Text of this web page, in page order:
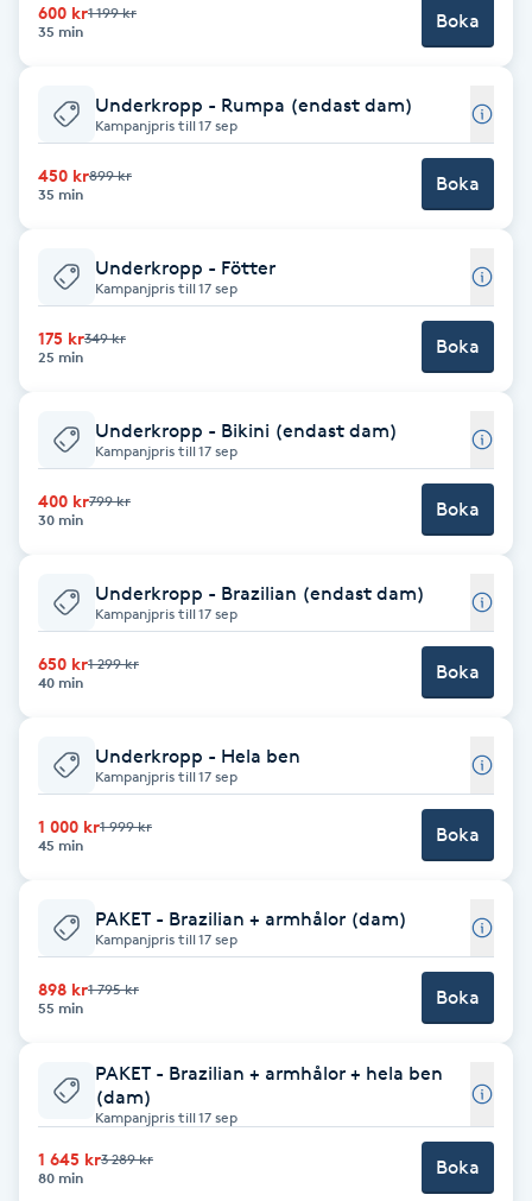
Fillers
Fotmassage
Fotvård
Fransar
Fransborttagning
Fransfärgning
Fransförlängning
Fransförlängning Megavolym
Fransförlängning Volym
Fransk manikyr
Fransrengöring
Frekvensterapi
Friskvård
Friskvårdsmassage
Funktionsanalys
Färgning
600 kr1 199 kr
35 min
Boka
Underkropp - Rumpa (endast dam)
Kampanjpris till 17 sep
450 kr899 kr
35 min
Boka
Underkropp - Fötter
Kampanjpris till 17 sep
175 kr349 kr
25 min
Boka
Underkropp - Bikini (endast dam)
Kampanjpris till 17 sep
400 kr799 kr
30 min
Boka
Underkropp - Brazilian (endast dam)
Kampanjpris till 17 sep
650 kr1 299 kr
40 min
Boka
Underkropp - Hela ben
Kampanjpris till 17 sep
1 000 kr1 999 kr
45 min
Boka
PAKET - Brazilian + armhålor (dam)
Kampanjpris till 17 sep
898 kr1 795 kr
55 min
Boka
PAKET - Brazilian + armhålor + hela ben
(dam)
Kampanjpris till 17 sep
1 645 kr3 289 kr
80 min
Boka